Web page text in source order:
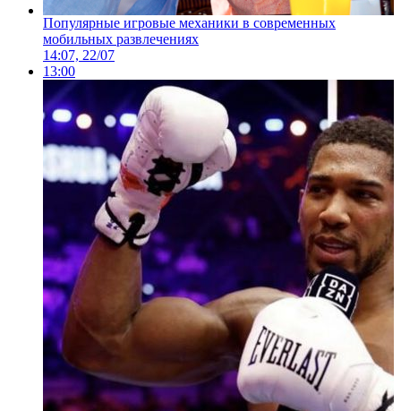
Популярные игровые механики в современных
мобильных развлечениях
14:07, 22/07
13:00